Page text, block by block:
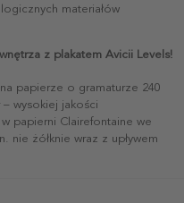
materiałów
z plakatem Avicii Levels!
papierze o gramaturze 240
wysokiej jakości
papierni Clairefontaine we
nie żółknie wraz z upływem